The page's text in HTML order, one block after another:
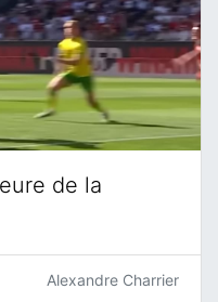
de la
Alexandre Charrier